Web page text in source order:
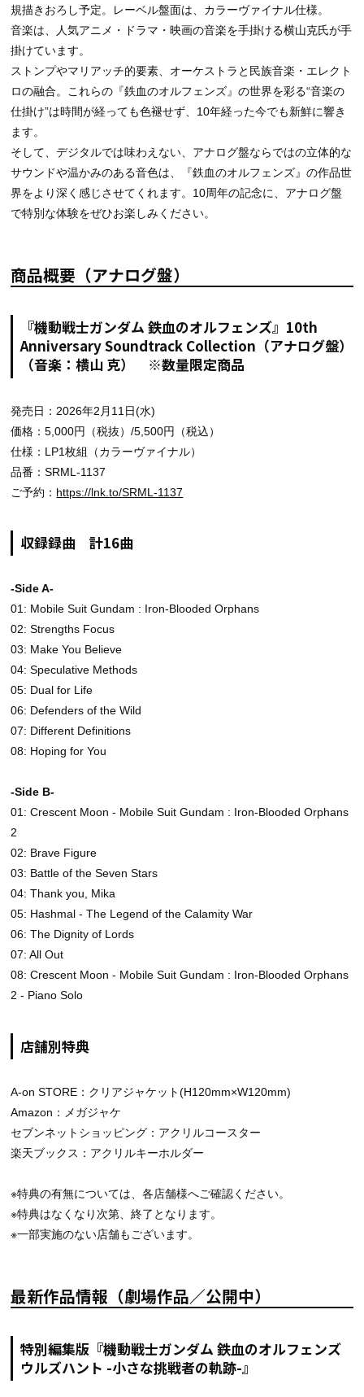
規描きおろし予定。レーベル盤面は、カラーヴァイナル仕様。
音楽は、人気アニメ・ドラマ・映画の音楽を手掛ける横山克氏が手
掛けています。
ストンプやマリアッチ的要素、オーケストラと民族音楽・エレクト
ロの融合。これらの『鉄血のオルフェンズ』の世界を彩る“音楽の
仕掛け”は時間が経っても色褪せず、10年経った今でも新鮮に響き
ます。
そして、デジタルでは味わえない、アナログ盤ならではの立体的な
サウンドや温かみのある音色は、『鉄血のオルフェンズ』の作品世
界をより深く感じさせてくれます。10周年の記念に、アナログ盤
で特別な体験をぜひお楽しみください。
商品概要（アナログ盤）
『機動戦士ガンダム 鉄血のオルフェンズ』10th
Anniversary Soundtrack Collection（アナログ盤）
（音楽：横山 克） ※数量限定商品
発売日：2026年2月11日(水)
価格：5,000円（税抜）/5,500円（税込）
仕様：LP1枚組（カラーヴァイナル）
品番：SRML-1137
ご予約： https://lnk.to/SRML-1137
収録録曲 計16曲
-Side A-
01: Mobile Suit Gundam : Iron-Blooded Orphans
02: Strengths Focus
03: Make You Believe
04: Speculative Methods
05: Dual for Life
06: Defenders of the Wild
07: Different Definitions
08: Hoping for You
-Side B-
01: Crescent Moon - Mobile Suit Gundam : Iron-Blooded Orphans
2
02: Brave Figure
03: Battle of the Seven Stars
04: Thank you, Mika
05: Hashmal - The Legend of the Calamity War
06: The Dignity of Lords
07: All Out
08: Crescent Moon - Mobile Suit Gundam : Iron-Blooded Orphans
2 - Piano Solo
店舗別特典
A-on STORE：クリアジャケット(H120mm×W120mm)
Amazon：メガジャケ
セブンネットショッピング：アクリルコースター
楽天ブックス：アクリルキーホルダー
※特典の有無については、各店舗様へご確認ください。
※特典はなくなり次第、終了となります。
※一部実施のない店舗もございます。
最新作品情報（劇場作品／公開中）
特別編集版『機動戦士ガンダム 鉄血のオルフェンズ
ウルズハント -小さな挑戦者の軌跡-』